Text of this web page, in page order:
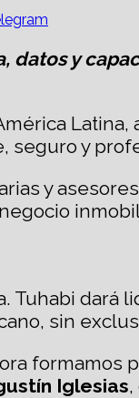
y
Latina,
seguro y
y
dará
sin
formamos
Iglesias